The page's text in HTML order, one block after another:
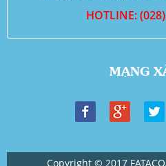
HOTLINE:
MẠNG
Copyright © 2017